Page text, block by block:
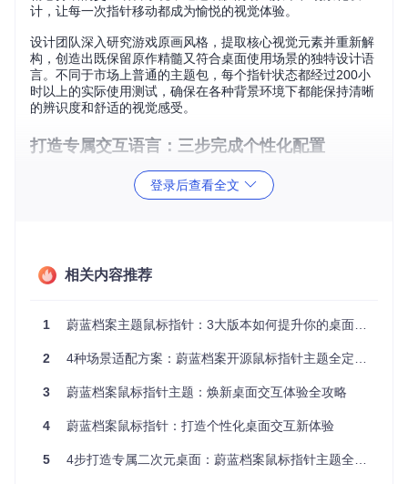
计，让每一次指针移动都成为愉悦的视觉体验。
设计团队深入研究游戏原画风格，提取核心视觉元素并重新解
构，创造出既保留原作精髓又符合桌面使用场景的独特设计语
言。不同于市场上普通的主题包，每个指针状态都经过200小
时以上的实际使用测试，确保在各种背景环境下都能保持清晰
的辨识度和舒适的视觉感受。
打造专属交互语言：三步完成个性化配置
个性化交互环境的创建从未如此简单。无论你是初次接触主题
定制的新手，还是追求极致个性化的资深用户，都能通过以下
性和稳定性。右键点击文件并选择"安装"选项，系统将自动处
其次，打开系统鼠标属性设置面板，在"指针"选项卡中选择刚
态的实际效果，并进行初步的个性化调整。值得注意的是，系
换。
最后，探索高级自定义选项。通过"浏览"按钮，你可以混合搭
版的特殊状态指针组合，创造完全属于你的独特配置。完成设
登录后查看全文
相关内容推荐
1 蔚蓝档案主题鼠标指针：3大版本如何提升你的桌面体验？
2 4种场景适配方案：蔚蓝档案开源鼠标指针主题全定制指南
3 蔚蓝档案鼠标指针主题：焕新桌面交互体验全攻略
4 蔚蓝档案鼠标指针：打造个性化桌面交互新体验
5 4步打造专属二次元桌面：蔚蓝档案鼠标指针主题全指南